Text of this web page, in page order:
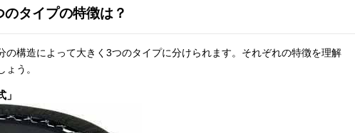
タイプの特徴は？
の構造によって大きく3つのタイプに分けられます。それぞれの特徴を理解
う。